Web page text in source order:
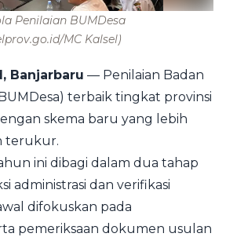
Penilaian BUMDesa
MC Kalsel)
Banjarbaru — Penilaian Badan
terbaik tingkat provinsi
skema baru yang lebih
terukur.
ini dibagi dalam dua tahap
administrasi dan verifikasi
difokuskan pada
pemeriksaan dokumen usulan